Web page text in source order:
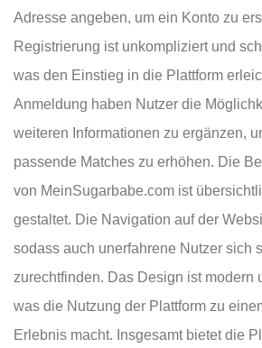
Adresse angeben, um ein Konto zu
Registrierung ist unkompliziert und
was den Einstieg in die Plattform
Anmeldung haben Nutzer die
weiteren Informationen zu ergänzen,
passende Matches zu erhöhen. Die
von MeinSugarbabe.com ist
gestaltet. Die Navigation auf der
sodass auch unerfahrene Nutzer sich
zurechtfinden. Das Design ist modern
was die Nutzung der Plattform zu
Erlebnis macht. Insgesamt bietet die